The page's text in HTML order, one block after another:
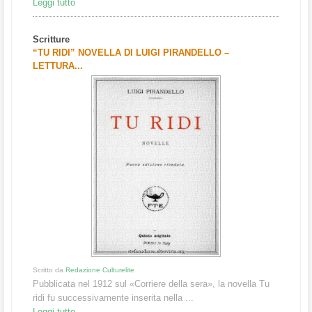
Leggi tutto
Scritture
“TU RIDI” NOVELLA DI LUIGI PIRANDELLO –
LETTURA...
Scritto da Redazione Culturelite
Pubblicata nel 1912 sul «Corriere della sera», la novella Tu
ridi fu successivamente inserita nella ...